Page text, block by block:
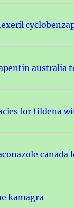
australia
for fildena
canada
kamagra